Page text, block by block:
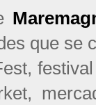
que se